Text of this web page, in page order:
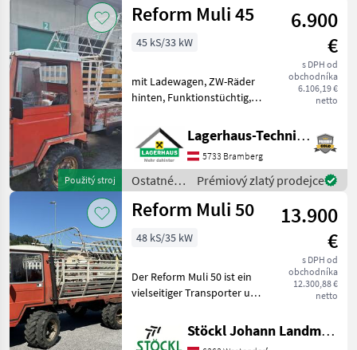
silové
Reform
Použitý stroj
Reform Muli 45
6.900
€
s DPH od
obchodníka
6.106,19 €
netto
45 kS/33 kW
mit Ladewagen, ZW-Räder
hinten, Funktionstüchtig,
13% Mwst. Wir bitten
telefonisch oder per Mail
Ihren Besuch
bekanntzugeben, um
ausreichend
Lagerhaus-Technik Bramberg
5733 Bramberg
Ostatné
poľnohospodárske
silové
Reform
Prémiový zlatý prodejce
Reform Muli 50
13.900
€
s DPH od
obchodníka
12.300,88 €
netto
48 kS/35 kW
Der Reform Muli 50 ist ein
vielseitiger Transporter und
für den Einsatz in der
Landwirtschaft und im
Stöckl Johann Landmaschinen GesmbH & Co KG